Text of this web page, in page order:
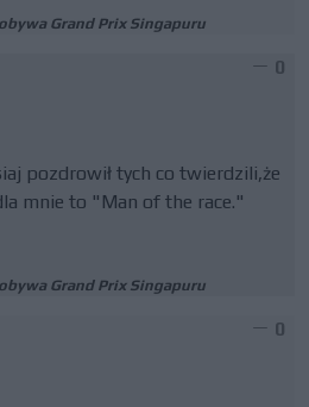
Grand Prix Singapuru
0
pozdrowił tych co twierdzili,że
mnie to "Man of the race."
Grand Prix Singapuru
0